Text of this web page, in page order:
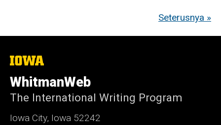
Seterusnya »
The
of
Iowa
WhitmanWeb
The International Writing Program
Iowa City, Iowa 52242